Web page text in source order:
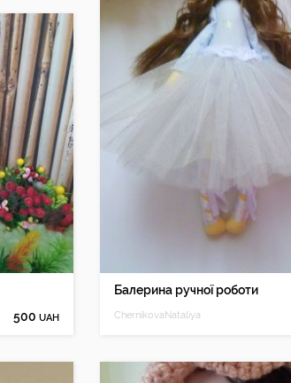
500 UAH
Балерина ручної роботи
ChernikovaNataliya